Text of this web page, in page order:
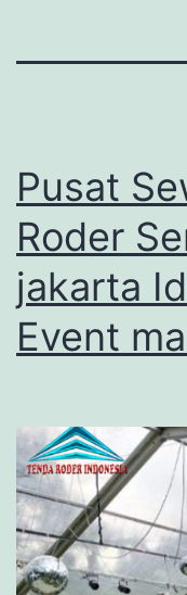
Pusat
Roder
jakarta
Event